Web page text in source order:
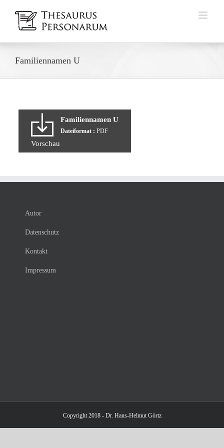
Inhalt
springen
Familiennamen U
Familiennamen U
Dateiformat : PDF
Vorschau
Autor
Datenschutz
Kontakt
Impressum
Copyright 2018 - Dr. Hans-Helmut Görtz